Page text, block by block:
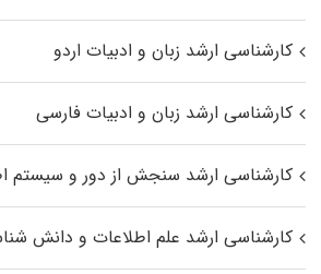
کارشناسی ارشد زبان و ادبیات اردو
کارشناسی ارشد زبان و ادبیات فارسی
کارشناسی ارشد سنجش از دور و سیستم
کارشناسی ارشد علم اطلاعات و دانش